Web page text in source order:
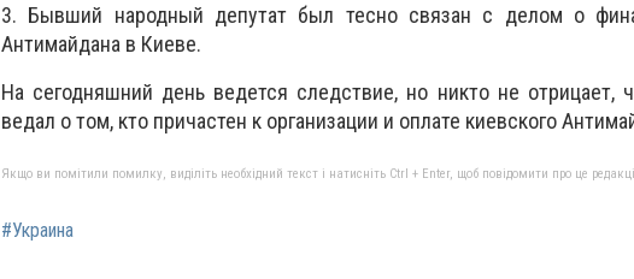
3. Бывший народный депутат был тесно связан с делом о
Антимайдана в Киеве.
На сегодняшний день ведется следствие, но никто не отрицает,
ведал о том, кто причастен к организации и оплате киевского
Якщо ви помітили помилку, виділіть необхідний текст і натисніть Ctrl + Enter, щоб повідомити про це
#Украина